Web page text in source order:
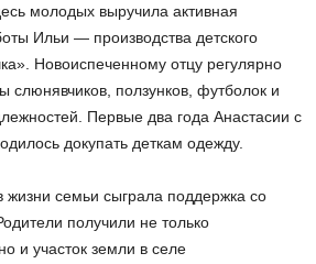
молодых выручила активная
Ильи — производства детского
Новоиспеченному отцу регулярно
слюнявчиков, ползунков, футболок и
Первые два года Анастасии с
докупать деткам одежду.
жизни семьи сыграла поддержка со
получили не только
и участок земли в селе